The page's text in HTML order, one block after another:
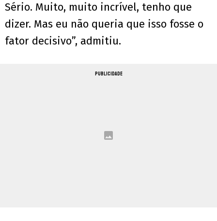
Sério. Muito, muito incrível, tenho que
dizer. Mas eu não queria que isso fosse o
fator decisivo”, admitiu.
PUBLICIDADE